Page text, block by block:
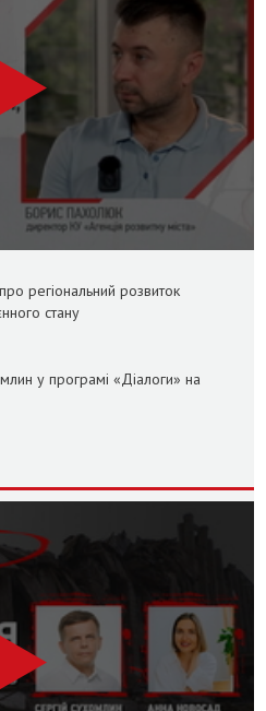
регіональний розвиток
стану
у програмі «Діалоги» на